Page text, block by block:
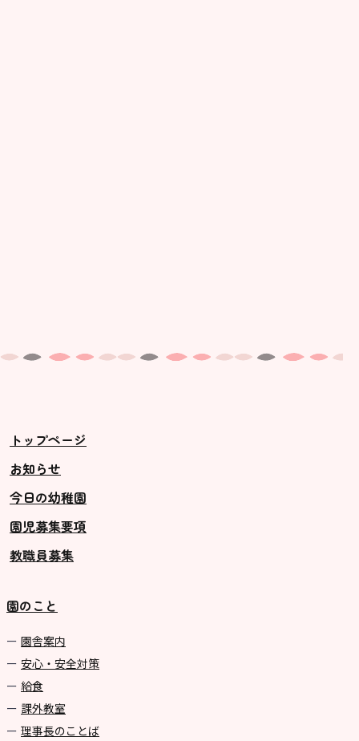
トップページ
お知らせ
今日の幼稚園
園児募集要項
教職員募集
園のこと
園舎案内
安心・安全対策
給食
課外教室
理事長のことば